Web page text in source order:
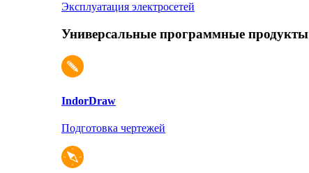
Эксплуатация электросетей
Универсальные программные продукты
IndorDraw
Подготовка чертежей